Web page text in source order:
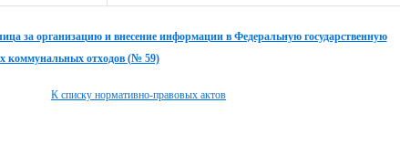
за организацию и внесение информации в Федеральную государственную
коммунальных отходов (№ 59)
К списку нормативно-правовых актов